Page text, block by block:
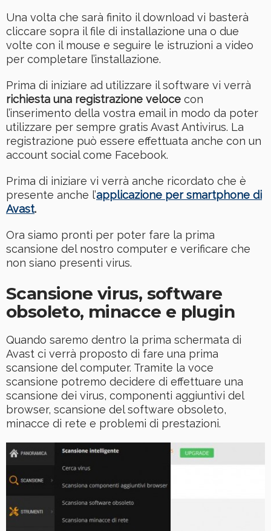
Una volta che sarà finito il download vi basterà
cliccare sopra il file di installazione una o due
volte con il mouse e seguire le istruzioni a video
per completare l’installazione.
Prima di iniziare ad utilizzare il software vi verrà
richiesta una registrazione veloce con
l’inserimento della vostra email in modo da poter
utilizzare per sempre gratis Avast Antivirus. La
registrazione può essere effettuata anche con un
account social come Facebook.
Prima di iniziare vi verrà anche ricordato che è
presente anche l’applicazione per smartphone di
Avast.
Ora siamo pronti per poter fare la prima
scansione del nostro computer e verificare che
non siano presenti virus.
Scansione virus, software
obsoleto, minacce e plugin
Quando saremo dentro la prima schermata di
Avast ci verrà proposto di fare una prima
scansione del computer. Tramite la voce
scansione potremo decidere di effettuare una
scansione dei virus, componenti aggiuntivi del
browser, scansione del software obsoleto,
minacce di rete e problemi di prestazioni.